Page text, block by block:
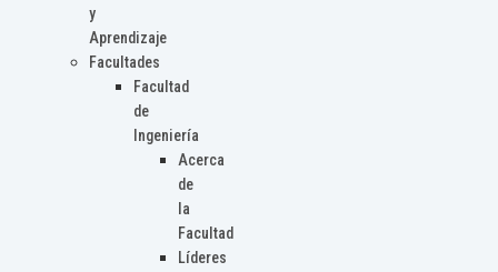
y
Aprendizaje
Facultades
Facultad
de
Ingeniería
Acerca
de
la
Facultad
Líderes